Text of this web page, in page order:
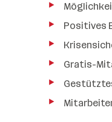
Positives
Gratis-